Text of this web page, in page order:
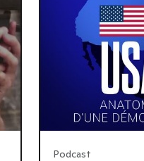
Podcast